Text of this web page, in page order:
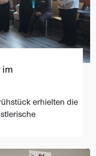
im
erhielten die